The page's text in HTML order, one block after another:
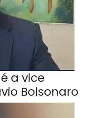
a vice
Bolsonaro